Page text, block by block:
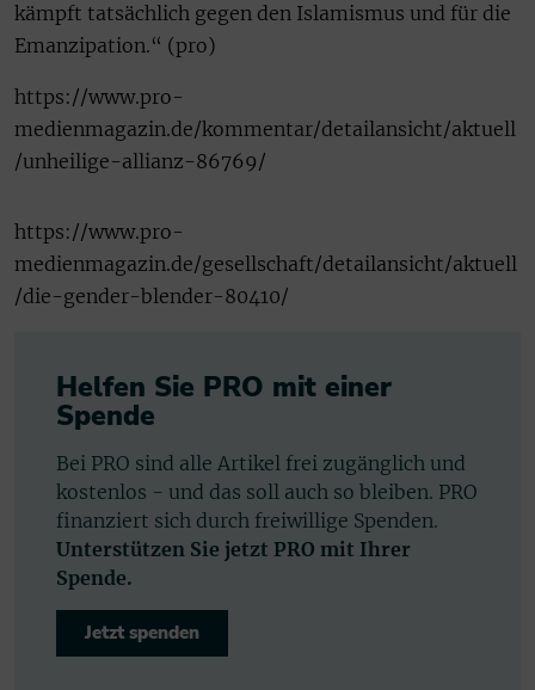
kämpft tatsächlich gegen den Islamismus und für die
Emanzipation.“ (pro)
https://www.pro-
medienmagazin.de/kommentar/detailansicht/aktuell
/unheilige-allianz-86769/
https://www.pro-
medienmagazin.de/gesellschaft/detailansicht/aktuell
/die-gender-blender-80410/
Helfen Sie PRO mit einer
Spende
Bei PRO sind alle Artikel frei zugänglich und
kostenlos - und das soll auch so bleiben. PRO
finanziert sich durch freiwillige Spenden.
Unterstützen Sie jetzt PRO mit Ihrer
Spende.
Jetzt spenden